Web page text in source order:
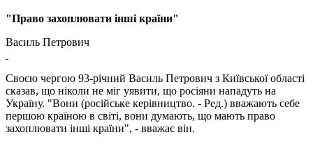
"Право захоплювати інші країни"
Василь Петрович
Своєю чергою 93-річний Василь Петрович з Київської області
сказав, що ніколи не міг уявити, що росіяни нападуть на
Україну. "Вони (російське керівництво. - Ред.) вважають себе
першою країною в світі, вони думають, що мають право
захоплювати інші країни", - вважає він.